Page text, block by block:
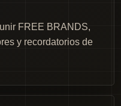
FREE BRANDS,
y recordatorios de